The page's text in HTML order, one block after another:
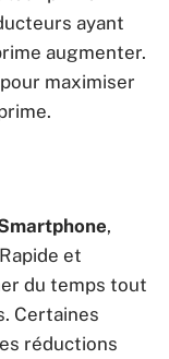
ayant
augmenter.
maximiser
,
et
du temps tout
Certaines
réductions